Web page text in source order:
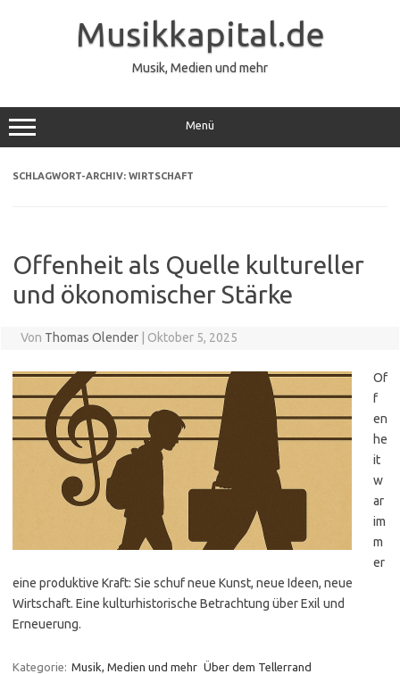
Musikkapital.de
Musik, Medien und mehr
Menü
SCHLAGWORT-ARCHIV: WIRTSCHAFT
Offenheit als Quelle kultureller
und ökonomischer Stärke
Von Thomas Olender Oktober 5, 2025
Of
f
en
he
it
w
ar
im
m
er
eine produktive Kraft: Sie schuf neue Kunst, neue Ideen, neue
Wirtschaft. Eine kulturhistorische Betrachtung über Exil und
Erneuerung.
Kategorie: Musik, Medien und mehr Über dem Tellerrand